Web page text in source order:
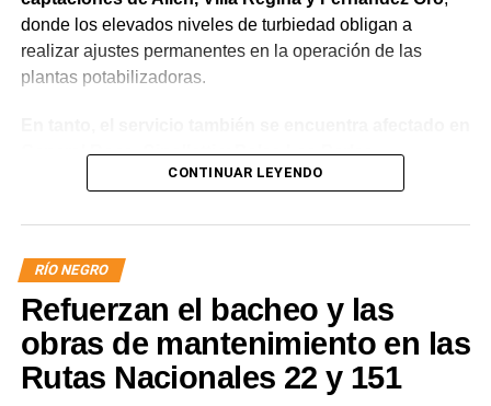
donde los elevados niveles de turbiedad obligan a
realizar ajustes permanentes en la operación de las
plantas potabilizadoras.
General Roca, Cipolletti y Balsa Las Perlas,
localidades donde podrían registrarse bajas de
trabaja para sostener la producción de agua potable.
Por otra parte, en Gral. E. Godoy se registran valores de
turbiedad cercanos a 80 NTU, mientras que en
Chichinales rondan los 10 NTU. En ambos casos, las
plantas continúan funcionando con monitoreo
permanente.
CONTINUAR LEYENDO
RÍO NEGRO
Refuerzan el bacheo y las
obras de mantenimiento en las
Rutas Nacionales 22 y 151